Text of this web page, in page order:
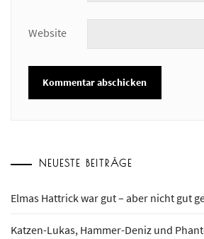
Website
NEUESTE BEITRÄGE
Elmas Hattrick war gut – aber nicht gut
Katzen-Lukas, Hammer-Deniz und